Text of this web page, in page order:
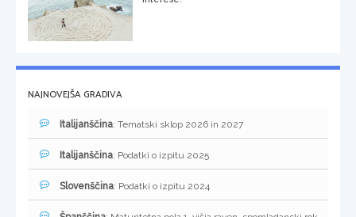
NAJNOVEJŠA GRADIVA
Italijanščina: Tematski sklop 2026 in 2027
Italijanščina: Podatki o izpitu 2025
Slovenščina: Podatki o izpitu 2024